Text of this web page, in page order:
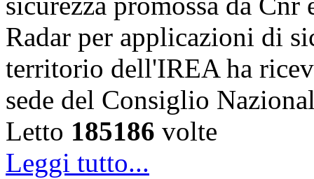
Radar per applicazioni di
territorio dell'IREA ha
sede del Consiglio
Letto 185186 volte
Leggi tutto...